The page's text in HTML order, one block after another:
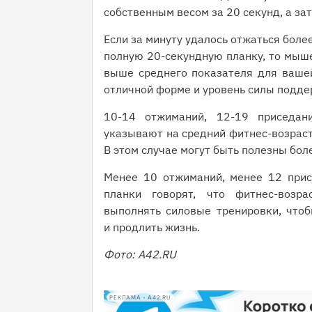
собственным весом за 20 секунд, а
Если за минуту удалось отжаться
полную 20-секундную планку, то
выше среднего показателя для
отличной форме и уровень силы
10-14 отжиманий, 12-19
указывают на средний фитнес-
В этом случае могут быть полезны
Менее 10 отжиманий, менее 12
планки говорят, что фитнес-
выполнять силовые тренировки,
и продлить жизнь.
Фото: А42.RU
РЕКЛАМА • A42.RU